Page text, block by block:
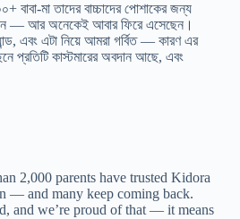
মা তাদের বাচ্চাদের পোশাকের জন্য
— আর অনেকেই আবার ফিরে এসেছেন।
এবং এটা নিয়ে আমরা গর্বিত — কারণ এর
প্রতিটি কাস্টমারের অবদান আছে, এবং
2,000 parents have trusted Kidora
— and many keep coming back.
and we’re proud of that — it means